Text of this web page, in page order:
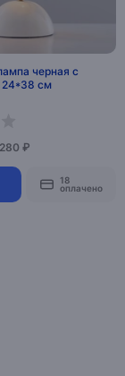
черная с
24*38 см
₽
18
оплачено